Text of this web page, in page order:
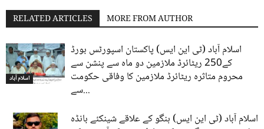
RELATED ARTICLES MORE FROM AUTHOR
اسلام آباد
اسلام آباد (ٹی این ایس) پاکستان اسپورٹس بورڈ
کے250 ریٹائرڈ ملازمین دو ماہ سے پنشن سے
محروم متاثرہ ریٹائرڈ ملازمین کا وفاقی حکومت
سے...
اسلام آباد (ٹی این ایس) ہنگو کے علاقے شینکئے بانڈہ